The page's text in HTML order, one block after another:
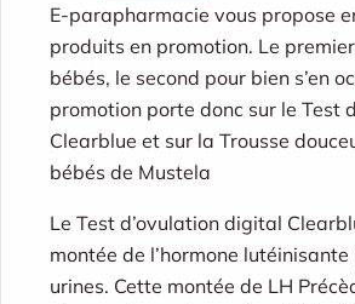
E-parapharmacie vous propose
produits en promotion. Le
bébés, le second pour bien s’en
promotion porte donc sur le Test
Clearblue et sur la Trousse
bébés de Mustela
Le Test d’ovulation digital
montée de l’hormone lutéinisante
urines. Cette montée de LH